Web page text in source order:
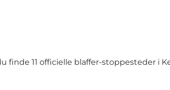
11 officielle blaffer-stoppesteder i